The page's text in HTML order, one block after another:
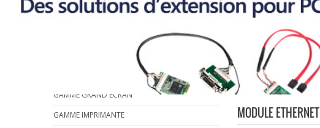
MODULE ETHERNET
ESPACE MARQUES
GAMME GRAND ÉCRAN
GAMME IMPRIMANTE